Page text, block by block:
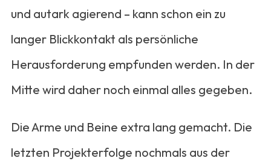
und autark agierend – kann schon ein zu
langer Blickkontakt als persönliche
Herausforderung empfunden werden. In der
Mitte wird daher noch einmal alles gegeben.
Die Arme und Beine extra lang gemacht. Die
letzten Projekterfolge nochmals aus der